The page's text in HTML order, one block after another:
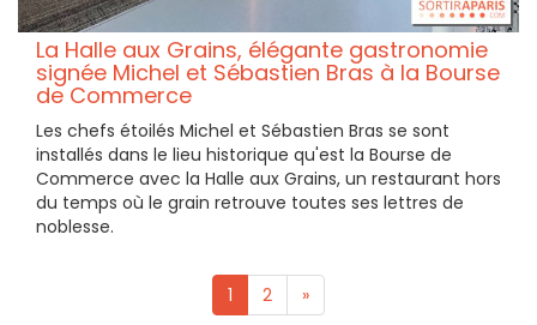
La Halle aux Grains, élégante gastronomie
signée Michel et Sébastien Bras à la Bourse
de Commerce
Les chefs étoilés Michel et Sébastien Bras se sont
installés dans le lieu historique qu'est la Bourse de
Commerce avec la Halle aux Grains, un restaurant hors
du temps où le grain retrouve toutes ses lettres de
noblesse.
1 2 »